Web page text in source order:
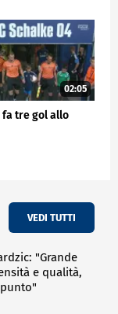
02:05
fa tre gol allo
VEDI TUTTI
"Grande
e qualità,